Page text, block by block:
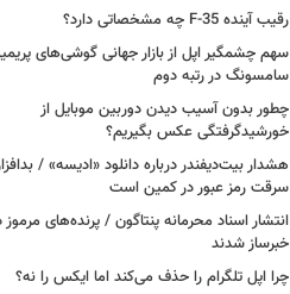
رقیب آینده F-35 چه مشخصاتی دارد؟
سهم چشمگیر اپل از بازار جهانی گوشی‌های
سامسونگ در رتبه دوم
چطور بدون آسیب دیدن دوربین موبایل از
خورشیدگرفتگی عکس بگیریم؟
هشدار بیت‌دیفندر درباره دانلود «ادیسه» /
سرقت رمز عبور در کمین است
انتشار اسناد محرمانه پنتاگون / پرنده‌های مرموز
خبرساز شدند
چرا اپل تلگرام را حذف می‌کند اما ایکس را نه؟